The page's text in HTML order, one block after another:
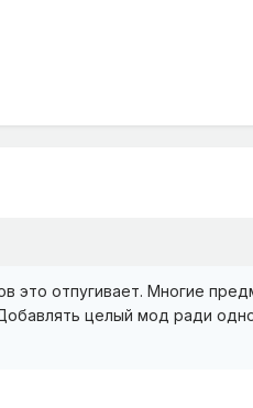
это отпугивает. Многие
целый мод ради